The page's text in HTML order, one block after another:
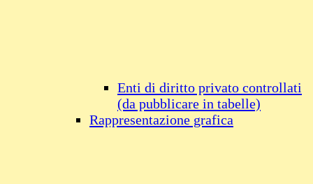
Enti di diritto privato controllati
(da pubblicare in tabelle)
Rappresentazione grafica